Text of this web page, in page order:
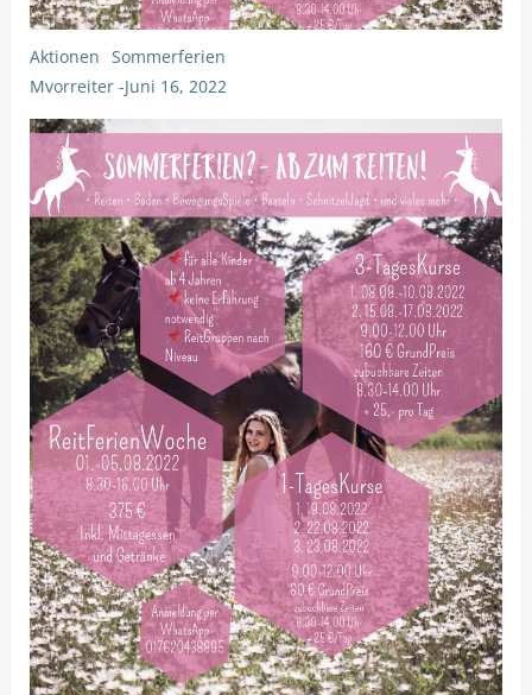
Aktionen Sommerferien
Mvorreiter -Juni 16, 2022